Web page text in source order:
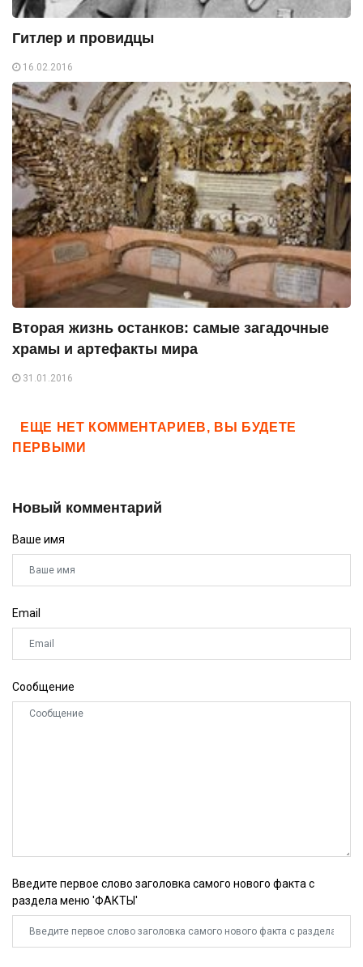
Гитлер и провидцы
16.02.2016
Вторая жизнь останков: самые загадочные
храмы и артефакты мира
31.01.2016
ЕЩЕ НЕТ КОММЕНТАРИЕВ, ВЫ БУДЕТЕ
ПЕРВЫМИ
Новый комментарий
Ваше имя
Email
Сообщение
Введите первое слово заголовка самого нового факта с
раздела меню 'ФАКТЫ'